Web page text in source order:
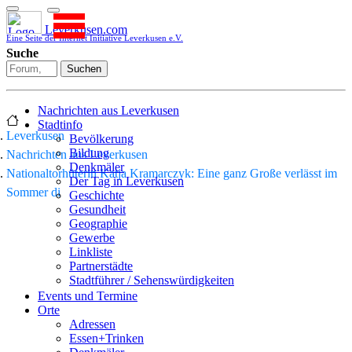
Leverkusen.com
Eine Seite der Internet Initiative Leverkusen e.V.
Suche
Suchen
Nachrichten aus Leverkusen
Stadtinfo
Bevölkerung
Bildung
Denkmäler
Der Tag in Leverkusen
Geschichte
Gesundheit
Geographie
Gewerbe
Linkliste
Partnerstädte
Stadtführer / Sehenswürdigkeiten
Stadtplan
Sport
Who is who
Events und Termine
Orte
Adressen
Essen+Trinken
Leverkusen
Nachrichten aus Leverkusen
Nationaltorhüterin Katja Kramarczyk: Eine ganz Große verlässt im
Sommer di